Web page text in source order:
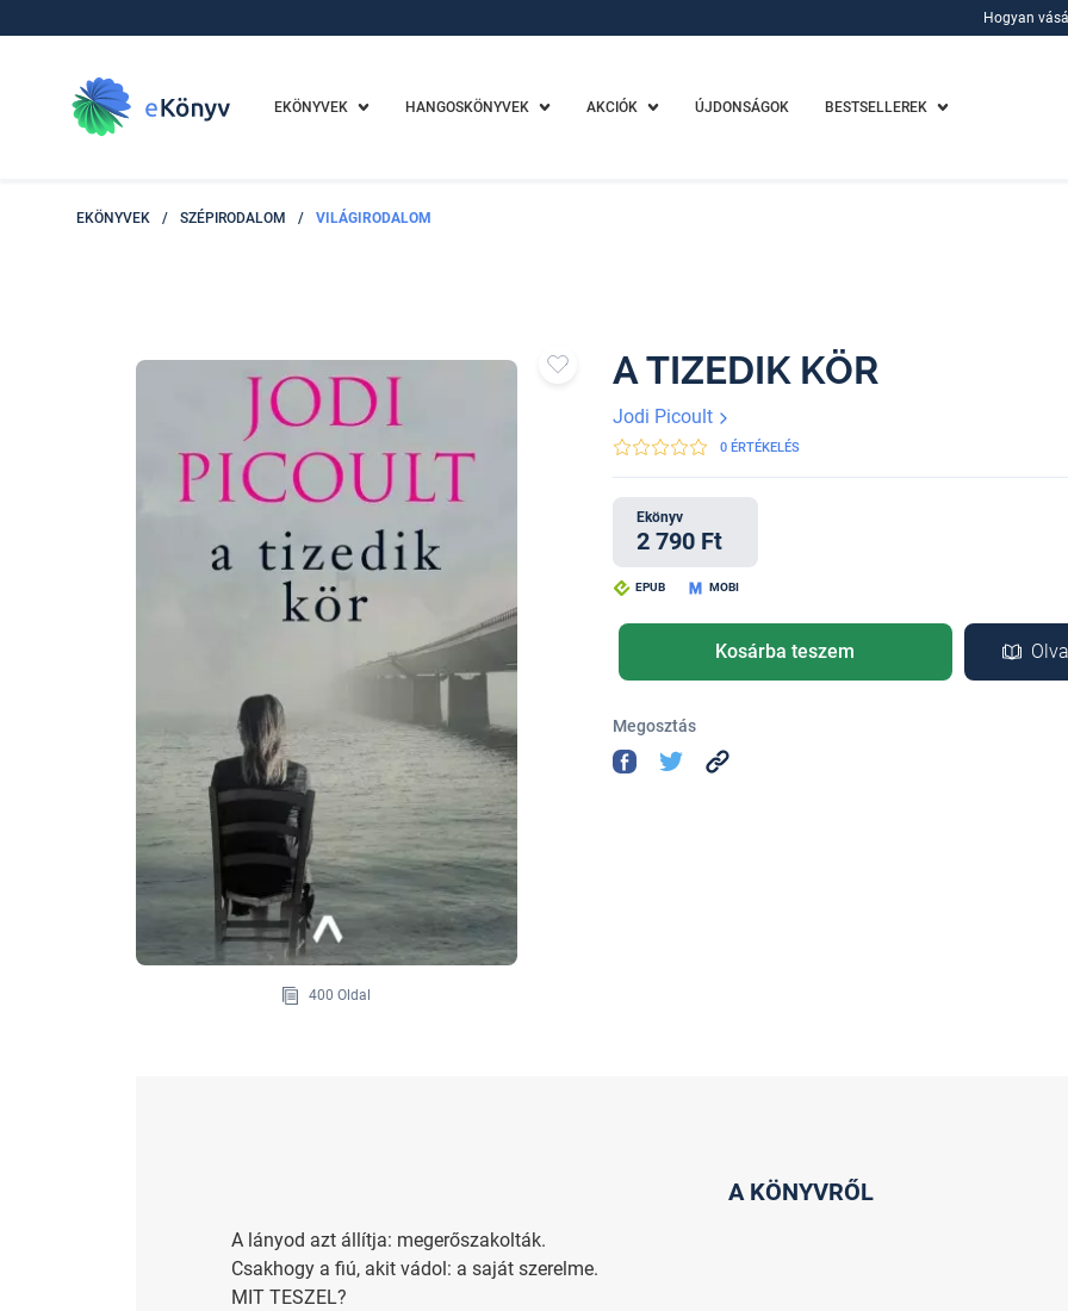
Hogyan
EKÖNYVEK HANGOSKÖNYVEK AKCIÓK ÚJDONSÁGOK BESTSELLEREK
EKÖNYVEK / SZÉPIRODALOM / VILÁGIRODALOM
400 Oldal
A TIZEDIK KÖR
Jodi Picoult
0 ÉRTÉKELÉS
Ekönyv
2 790 Ft
EPUB MOBI
Kosárba teszem
Megosztás
A KÖNYVRŐL
A lányod azt állítja: megerőszakolták.
Csakhogy a fiú, akit vádol: a saját szerelme.
MIT TESZEL?